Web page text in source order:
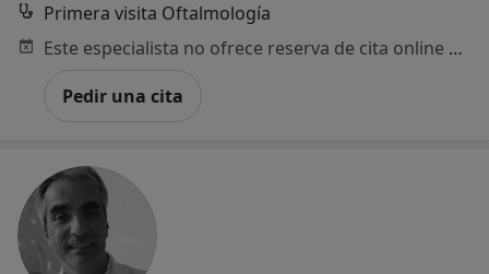
Primera visita Oftalmología
Este especialista no ofrece reserva de cita online en esta dirección.
Pedir una cita